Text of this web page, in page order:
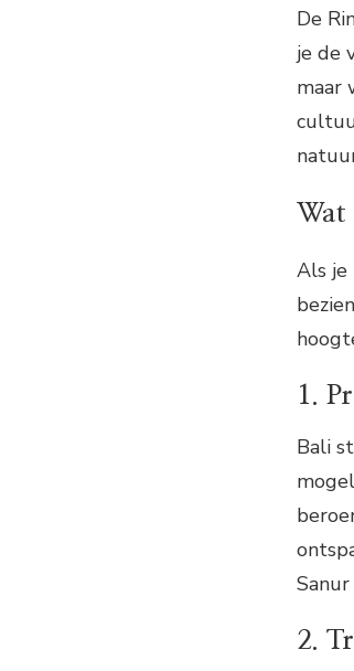
De
je de
maar
Wat
Als je
1.
Bali
Sanur
2.